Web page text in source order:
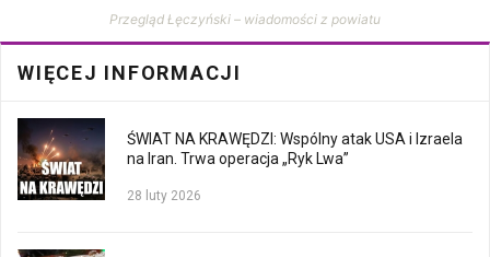
Przegląd Łęczyński – wiadomości z powiatu
WIĘCEJ INFORMACJI
ŚWIAT NA KRAWĘDZI: Wspólny atak USA i Izraela
na Iran. Trwa operacja „Ryk Lwa”
28 luty 2026